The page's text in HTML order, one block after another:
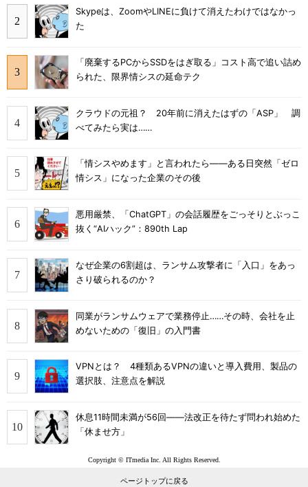
Skypeは、ZoomやLINEに負けて消えたわけではなかっ
た
「廃棄するPCからSSDをはぎ取る」コスト高で追い詰め
られた、限界情シスの延命テク
クラウドの元祖？ 20年前に消えたはずの「ASP」 調
べてみたら実は……
「情シスやめます」と言われたら――ある日突然「ゼロ
情シス」になった企業のその後
悪用厳禁、「ChatGPT」の会話履歴をごっそりとぶっこ
抜く“AIハック”：890th Lap
なぜ企業の6割超は、ランサム攻撃者に「入口」をあっ
さり破られるのか？
同業がランサムウェアで業務停止……その時、会社を止
めないための「復旧」の入門書
VPNとは？ 4種類あるVPNの違いと導入費用、製品の
選択肢、注意点を解説
休息11時間未満が56回――法改正を待たず問われ始めた
「休ませ方」
Copyright © ITmedia Inc. All Rights Reserved.
ページトップに戻る